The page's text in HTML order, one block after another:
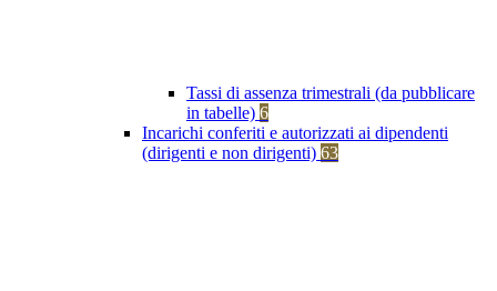
Tassi di assenza trimestrali (da pubblicare
in tabelle) 6
Incarichi conferiti e autorizzati ai dipendenti
(dirigenti e non dirigenti) 63